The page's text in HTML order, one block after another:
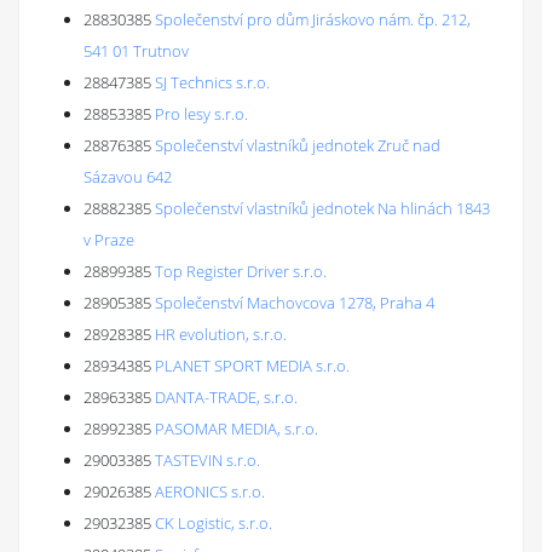
28830385Společenství pro dům Jiráskovo nám. čp. 212,
541 01 Trutnov
28847385SJ Technics s.r.o.
28853385 Pro lesy s.r.o.
28876385Společenství vlastníků jednotek Zruč nad
Sázavou 642
28882385Společenství vlastníků jednotek Na hlinách 1843
v Praze
28899385Top Register Driver s.r.o.
28905385Společenství Machovcova 1278, Praha 4
28928385 HR evolution, s.r.o.
28934385 PLANET SPORT MEDIA s.r.o.
28963385 DANTA-TRADE, s.r.o.
28992385 PASOMAR MEDIA, s.r.o.
29003385TASTEVIN s.r.o.
29026385AERONICS s.r.o.
29032385CK Logistic, s.r.o.